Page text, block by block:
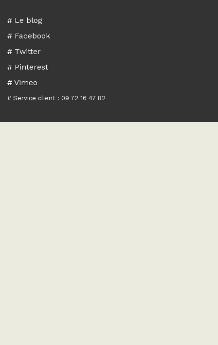
# Le blog
# Facebook
# Twitter
# Pinterest
# Vimeo
# Service client : 09 72 16 47 82